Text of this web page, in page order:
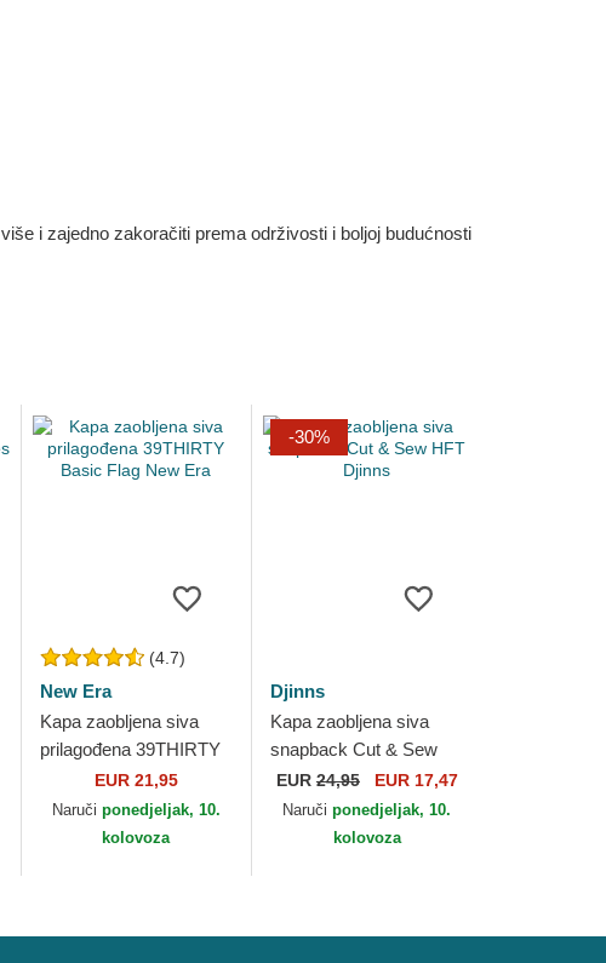
i zajedno zakoračiti prema održivosti i boljoj budućnosti
(4.7)
New Era
Kapa zaobljena siva
prilagođena 39THIRTY
Basic Flag New Era
EUR 21,95
Naruči ponedjeljak, 10.
kolovoza
-30%
Djinns
Kapa zaobljena siva
snapback Cut & Sew
HFT Djinns
EUR 24,95 EUR 17,47
Naručiponedjeljak, 10.
kolovoza